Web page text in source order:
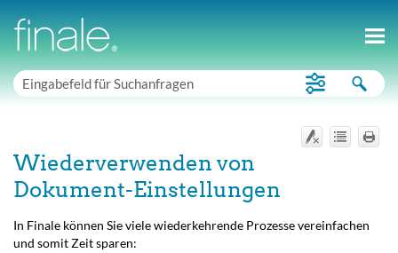
Wiederverwenden von
Dokument-Einstellungen
In Finale können Sie viele wiederkehrende Prozesse vereinfachen
und somit Zeit sparen: